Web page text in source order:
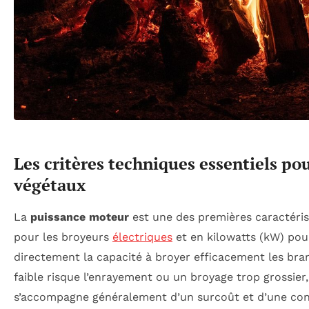
Les critères techniques essentiels
végétaux
La puissance moteur est une des premières
pour les broyeurs électriques et en kilowatts (kW)
directement la capacité à broyer efficacement les
faible risque l’enrayement ou un broyage trop
s’accompagne généralement d’un surcoût et d’une